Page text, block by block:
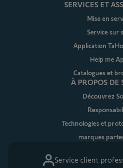
Service client
SERVICES ET
Mise en
Service sur
Application
Help me
Catalogues et
À PROPOS DE
Découvrez
Technologies et
marques